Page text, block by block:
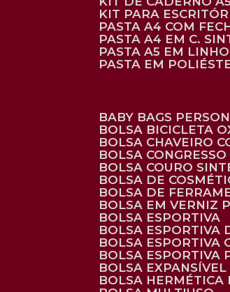
KIT PARA
PASTA A4 COM
PASTA A4 EM C.
PASTA A5 EM
PASTA EM
BABY BAGS
BOLSA BICICLETA
BOLSA CHAVEIRO
BOLSA
BOLSA COURO
BOLSA DE
BOLSA DE
BOLSA EM VERNIZ
BOLSA ESPORTIVA
BOLSA
BOLSA
BOLSA
BOLSA
BOLSA